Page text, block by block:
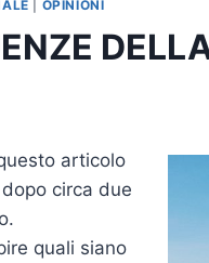
OPINIONI
articolo
circa due
quali siano